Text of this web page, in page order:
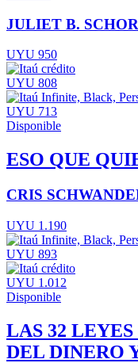
JULIET B. SCHOR
UYU 950
UYU 808
UYU 713
Disponible
ESO QUE
CRIS
UYU 1.190
UYU 893
UYU 1.012
Disponible
LAS 32
DEL DINERO